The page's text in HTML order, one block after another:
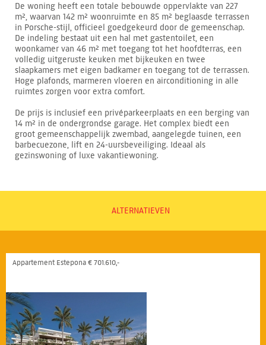
De woning heeft een totale bebouwde oppervlakte van 227
m², waarvan 142 m² woonruimte en 85 m² beglaasde terrassen
in Porsche-stijl, officieel goedgekeurd door de gemeenschap.
De indeling bestaat uit een hal met gastentoilet, een
woonkamer van 46 m² met toegang tot het hoofdterras, een
volledig uitgeruste keuken met bijkeuken en twee
slaapkamers met eigen badkamer en toegang tot de terrassen.
Hoge plafonds, marmeren vloeren en airconditioning in alle
ruimtes zorgen voor extra comfort.
De prijs is inclusief een privéparkeerplaats en een berging van
14 m² in de ondergrondse garage. Het complex biedt een
groot gemeenschappelijk zwembad, aangelegde tuinen, een
barbecuezone, lift en 24-uursbeveiliging. Ideaal als
gezinswoning of luxe vakantiewoning.
ALTERNATIEVEN
Appartement Estepona € 701.610,-